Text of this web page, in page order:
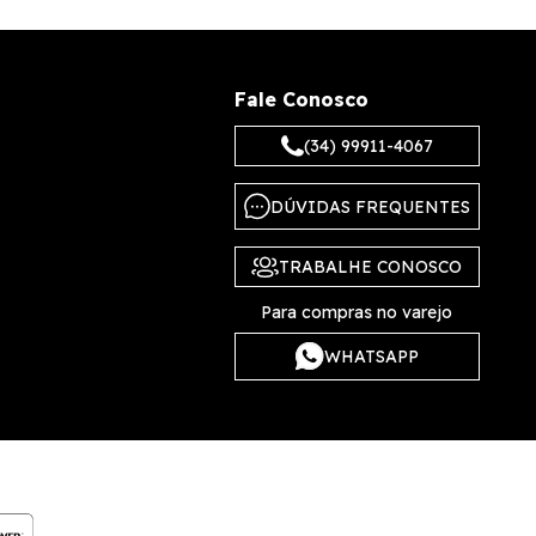
Fale Conosco
(34) 99911-4067
DÚVIDAS FREQUENTES
TRABALHE CONOSCO
Para compras no varejo
WHATSAPP